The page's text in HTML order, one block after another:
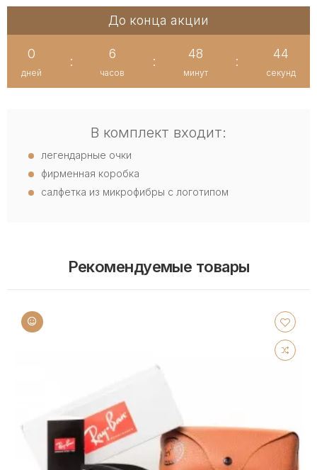
До конца акции
0
дней
:
6
часов
:
48
минут
:
43
секунд
В комплект входит:
легендарные очки
фирменная коробка
салфетка из микрофибры с логотипом
Рекомендуемые товары